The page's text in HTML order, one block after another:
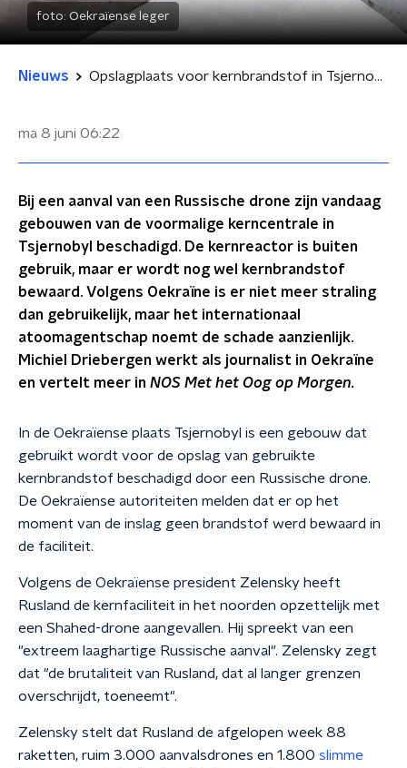
foto: Oekraïense leger
Nieuws Opslagplaats voor kernbrandstof in Tsjernobyl beschadigd door Russische drone
ma 8 juni 06:22
Bij een aanval van een Russische drone zijn vandaag
gebouwen van de voormalige kerncentrale in
Tsjernobyl beschadigd. De kernreactor is buiten
gebruik, maar er wordt nog wel kernbrandstof
bewaard. Volgens Oekraïne is er niet meer straling
dan gebruikelijk, maar het internationaal
atoomagentschap noemt de schade aanzienlijk.
Michiel Driebergen werkt als journalist in Oekraïne
en vertelt meer in NOS Met het Oog op Morgen.
In de Oekraïense plaats Tsjernobyl is een gebouw dat
gebruikt wordt voor de opslag van gebruikte
kernbrandstof beschadigd door een Russische drone.
De Oekraïense autoriteiten melden dat er op het
moment van de inslag geen brandstof werd bewaard in
de faciliteit.
Volgens de Oekraïense president Zelensky heeft
Rusland de kernfaciliteit in het noorden opzettelijk met
een Shahed-drone aangevallen. Hij spreekt van een
"extreem laaghartige Russische aanval". Zelensky zegt
dat "de brutaliteit van Rusland, dat al langer grenzen
overschrijdt, toeneemt".
Zelensky stelt dat Rusland de afgelopen week 88
raketten, ruim 3.000 aanvalsdrones en 1.800 slimme